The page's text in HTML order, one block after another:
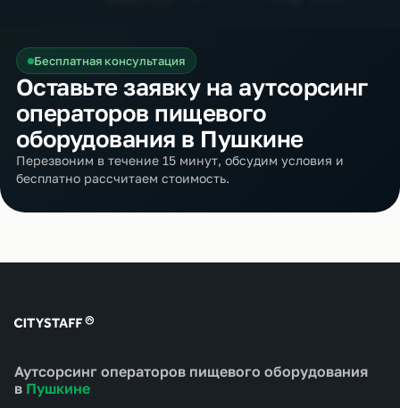
Бесплатная консультация
Оставьте заявку на аутсорсинг
операторов пищевого
оборудования в Пушкине
Перезвоним в течение 15 минут, обсудим условия и
бесплатно рассчитаем стоимость.
Аутсорсинг операторов пищевого оборудования
в Пушкине